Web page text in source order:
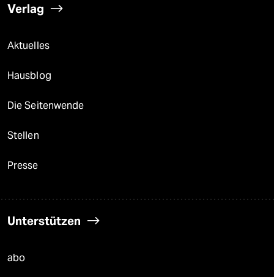
Verlag
Aktuelles
Hausblog
Die Seitenwende
Stellen
Presse
Unterstützen
abo